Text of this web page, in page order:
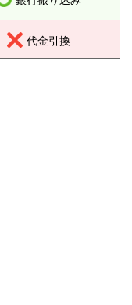
代金引換